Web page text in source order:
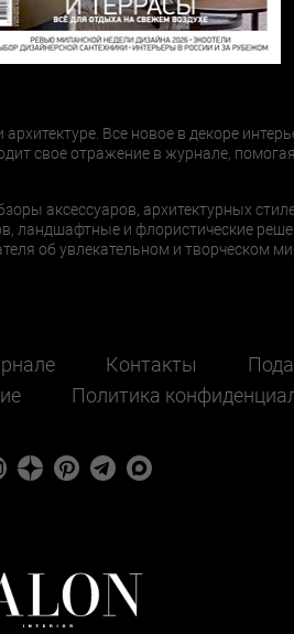
Все новое в декоре
свое отражение в журнале,
аксессуаров, архитектурных
ландшафтные и флористические
об увлекательном и творческом
Контакты
Политика